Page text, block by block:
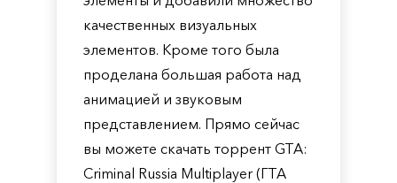
качественных визуальных
элементов. Кроме того была
проделана большая работа над
анимацией и звуковым
представлением. Прямо сейчас
вы можете скачать торрент GTA:
Criminal Russia Multiplayer (ГТА